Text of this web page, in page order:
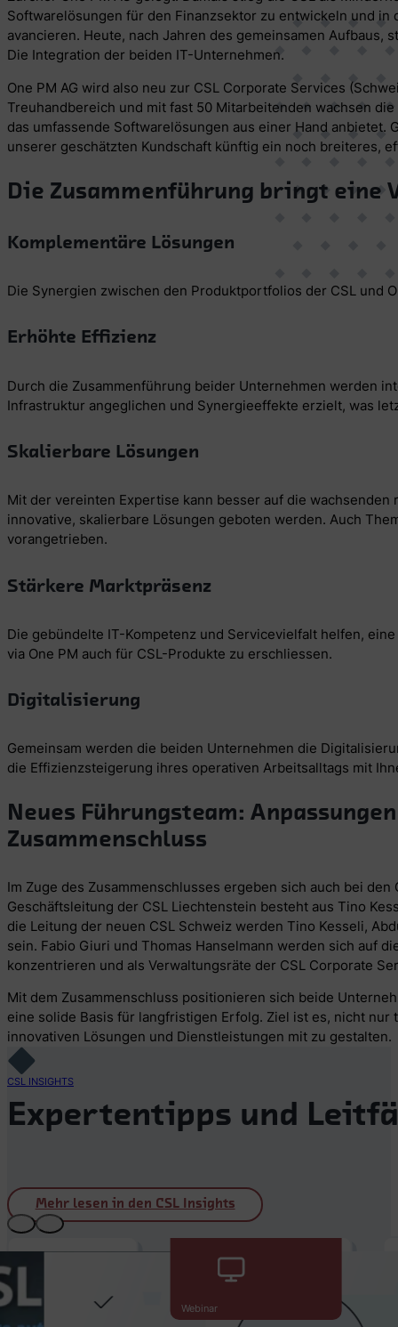
Softwarelösungen für den Finanzsektor zu entwickeln und
avancieren. Heute, nach Jahren des gemeinsamen
Die Integration der beiden IT-Unternehmen.
One PM AG wird also neu zur CSL Corporate Services
Treuhandbereich und mit fast 50 Mitarbeitenden wachsen
das umfassende Softwarelösungen aus einer Hand
unserer geschätzten Kundschaft künftig ein noch breiteres,
Die Zusammenführung bringt eine
Komplementäre Lösungen
Die Synergien zwischen den Produktportfolios der CSL und
Erhöhte Effizienz
Durch die Zusammenführung beider Unternehmen werden
Infrastruktur angeglichen und Synergieeffekte erzielt, was
Skalierbare Lösungen
Mit der vereinten Expertise kann besser auf die
innovative, skalierbare Lösungen geboten werden. Auch
vorangetrieben.
Stärkere Marktpräsenz
Die gebündelte IT-Kompetenz und Servicevielfalt helfen,
via One PM auch für CSL-Produkte zu erschliessen.
Digitalisierung
Gemeinsam werden die beiden Unternehmen die
die Effizienzsteigerung ihres operativen Arbeitsalltags mit
Neues Führungsteam:
Zusammenschluss
Im Zuge des Zusammenschlusses ergeben sich auch bei
Geschäftsleitung der CSL Liechtenstein besteht aus Tino
die Leitung der neuen CSL Schweiz werden Tino Kesseli,
sein. Fabio Giuri und Thomas Hanselmann werden sich auf
konzentrieren und als Verwaltungsräte der CSL Corporate
Mit dem Zusammenschluss positionieren sich beide
eine solide Basis für langfristigen Erfolg. Ziel ist es, nicht
innovativen Lösungen und Dienstleistungen mit zu gestalten.
CSL INSIGHTS
Expertentipps und
Mehr lesen in den CSL Insights
eWeBu
Webinar